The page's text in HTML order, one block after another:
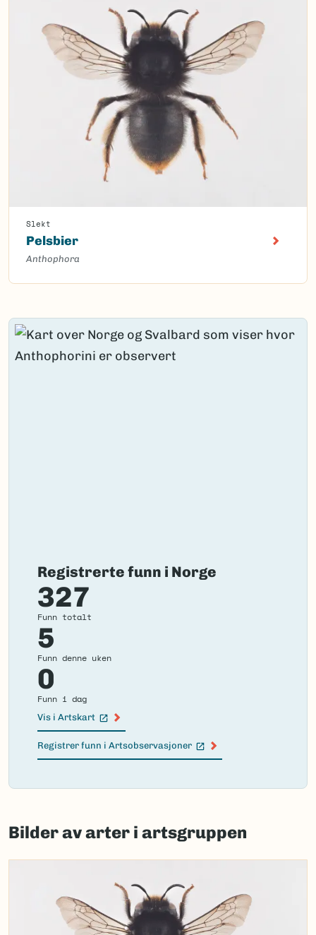
Slekt
Pelsbier
Anthophora
Registrerte funn i Norge
327
Funn totalt
5
Funn denne uken
0
Funn i dag
Vis i Artskart
(Ekstern lenke)
Registrer funn i Artsobservasjoner
(Ekstern lenke)
Failed
load
map.
Bilder av arter i artsgruppen